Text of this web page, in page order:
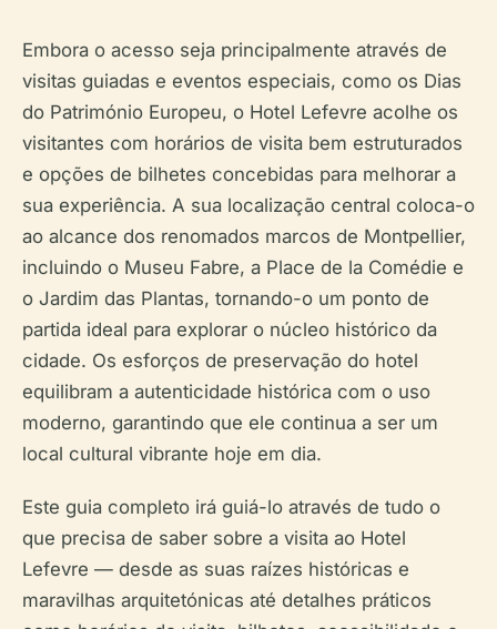
Embora o acesso seja principalmente através de
visitas guiadas e eventos especiais, como os Dias
do Património Europeu, o Hotel Lefevre acolhe os
visitantes com horários de visita bem estruturados
e opções de bilhetes concebidas para melhorar a
sua experiência. A sua localização central coloca-o
ao alcance dos renomados marcos de Montpellier,
incluindo o Museu Fabre, a Place de la Comédie e
o Jardim das Plantas, tornando-o um ponto de
partida ideal para explorar o núcleo histórico da
cidade. Os esforços de preservação do hotel
equilibram a autenticidade histórica com o uso
moderno, garantindo que ele continua a ser um
local cultural vibrante hoje em dia.
Este guia completo irá guiá-lo através de tudo o
que precisa de saber sobre a visita ao Hotel
Lefevre — desde as suas raízes históricas e
maravilhas arquitetónicas até detalhes práticos